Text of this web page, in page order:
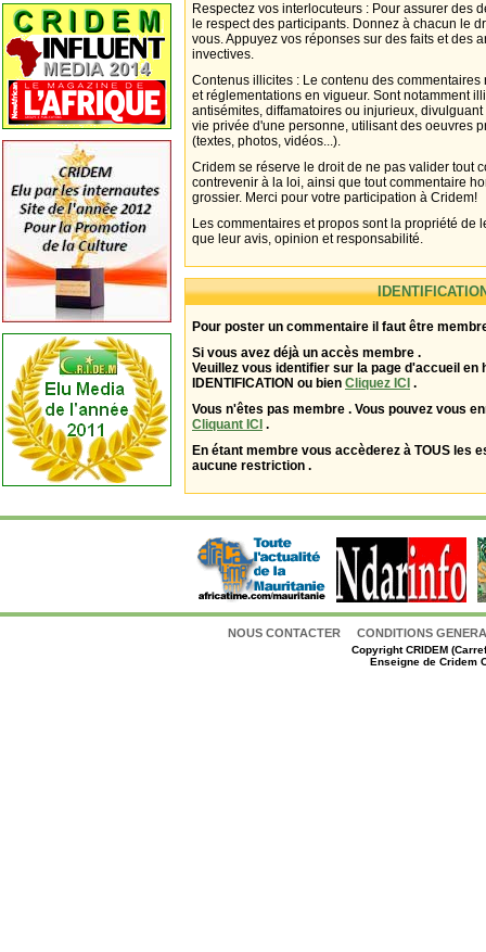
Respectez vos interlocuteurs : Pour assurer des
le respect des participants. Donnez à chacun le
vous. Appuyez vos réponses sur des faits et des
invectives.
Contenus illicites : Le contenu des
et réglementations en vigueur. Sont notamment
antisémites, diffamatoires ou injurieux,
vie privée d'une personne, utilisant des oeuvres
(textes, photos, vidéos...).
Cridem se réserve le droit de ne pas valider tout
contrevenir à la loi, ainsi que tout commentaire
grossier. Merci pour votre participation à Cridem!
Les commentaires et propos sont la propriété de
que leur avis, opinion et responsabilité.
Pour poster un commentaire il faut être
Si vous avez déjà un accès membre .
Veuillez vous identifier sur la page d'accueil en
IDENTIFICATION ou bien Cliquez ICI .
Vous n'êtes pas membre . Vous pouvez vous
Cliquant ICI .
En étant membre vous accèderez à TOUS les
aucune restriction .
NOUS CONTACTER CONDITIONS
CopyrightCRIDEM
Enseigne de Cridem